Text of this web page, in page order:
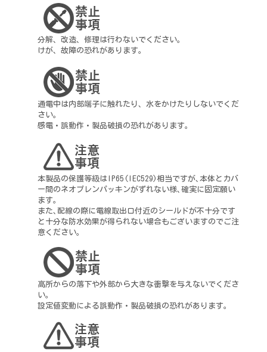
分解、改造、修理は行わないでください。
けが、故障の恐れがあります。
通電中は内部端子に触れたり、水をかけたりしないでくだ
さい。
感電・誤動作・製品破損の恐れがあります。
本製品の保護等級はIP65(IEC529)相当ですが､本体とカバ
ー間のネオプレンパッキンがずれない様､確実に固定願い
ます。
また､配線の際に電線取出口付近のシールドが不十分です
と十分な防水効果が得られない場合もございますのでご注
意ください。
高所からの落下や外部から大きな衝撃を与えないでくださ
い。
設定値変動による誤動作・製品破損の恐れがあります。